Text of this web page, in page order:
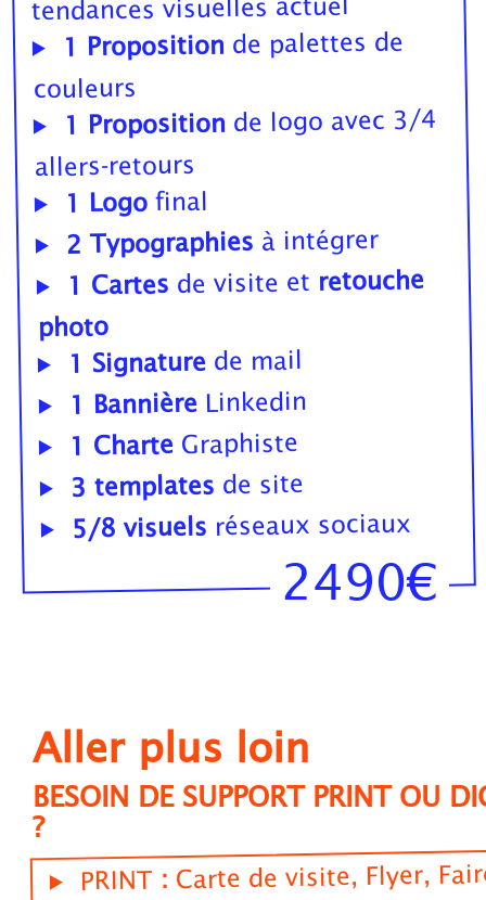
tendances visuelles actuel
1 Proposition de palettes de
couleurs
1 Proposition de logo avec 3/4
allers-retours
1 Logofinal
2 Typographies à intégrer
1 Cartes de visite et retouche
photo
1 Signature de mail
1 Bannière Linkedin
1 Charte Graphiste
3 templates de site
5/8 visuels réseaux sociaux
2490€
Aller plus loin
BESOIN DE SUPPORT PRINT OU
?
PRINT : Carte de visite, Flyer,